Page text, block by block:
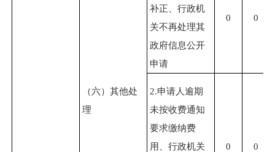
（六）其他处
理
补正、行政机
关不再处理其
政府信息公开
申请
0 0
2.申请人逾期
未按收费通知
要求缴纳费
用、行政机关
0 0